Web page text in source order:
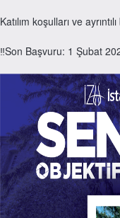
Katılım koşulları ve
‼Son Başvuru: 1 Şubat